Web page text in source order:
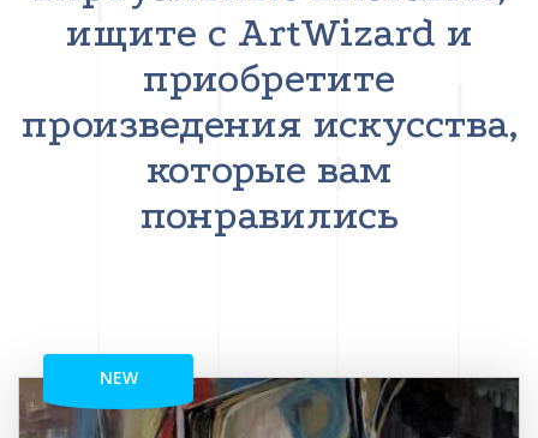
ищите с ArtWizard и
приобретите
произведения искусства,
которые вам
понравились
NEW